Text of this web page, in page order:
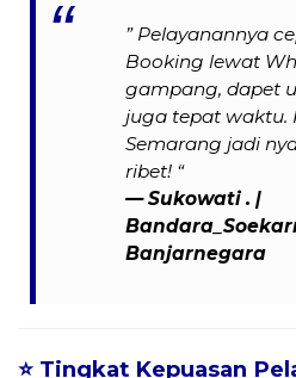
” Pelayanannya
Booking lewat
gampang, dapet
juga tepat waktu.
Semarang jadi
ribet! “
— Sukowati . |
Banjarnegara
⭐ Tingkat Kepuasan